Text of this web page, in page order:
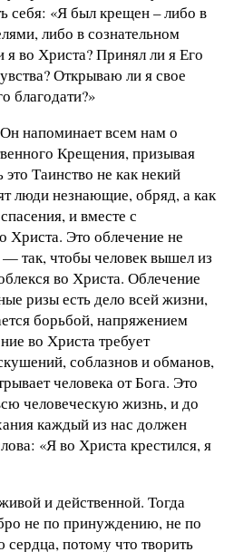
себя: «Я был крещен– либо в
либо в сознательном
я во Христа? Принял ли я Его
Открываю ли я свое
благодати?»
напоминает всем нам о
Крещения, призывая
Таинство не как некий
люди незнающие, обряд, а как
и вместе с
Христа. Это облечение не
так, чтобы человек вышел из
во Христа. Облечение
ризы есть дело всей жизни,
борьбой, напряжением
во Христа требует
соблазнов и обманов,
человека от Бога. Это
человеческую жизнь, и до
каждый из нас должен
«Я во Христа крестился, я
и действенной. Тогда
не по принуждению, не по
потому что творить